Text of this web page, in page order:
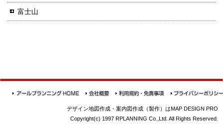
富士山
デザイン地図作成・案内図作成（製作）はMAP DESIGN PRO
Copyright(c) 1997 RPLANNING Co.,Ltd. All Rights Reserved.